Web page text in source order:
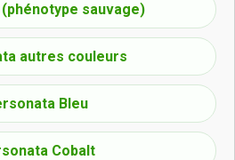
sauvage)
autres couleurs
Bleu
Cobalt